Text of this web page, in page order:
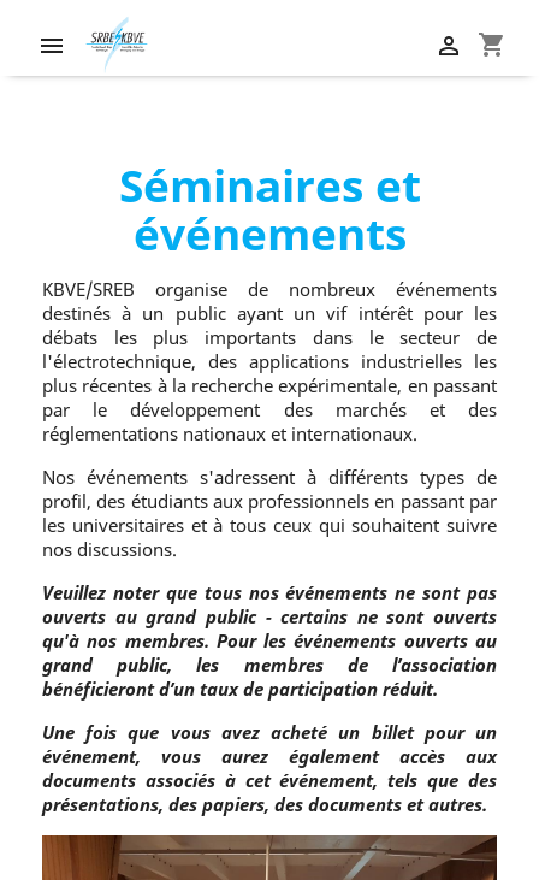
 shopping_cart

Séminaires et
événements
KBVE/SREB organise de nombreux événements
destinés à un public ayant un vif intérêt pour les
débats les plus importants dans le secteur de
l'électrotechnique, des applications industrielles les
plus récentes à la recherche expérimentale, en passant
par le développement des marchés et des
réglementations nationaux et internationaux.
Nos événements s'adressent à différents types de
profil, des étudiants aux professionnels en passant par
les universitaires et à tous ceux qui souhaitent suivre
nos discussions.
Veuillez noter que tous nos événements ne sont pas
ouverts au grand public - certains ne sont ouverts
qu'à nos membres. Pour les événements ouverts au
grand public, les membres de l’association
bénéficieront d’un taux de participation réduit.
Une fois que vous avez acheté un billet pour un
événement, vous aurez également accès aux
documents associés à cet événement, tels que des
présentations, des papiers, des documents et autres.